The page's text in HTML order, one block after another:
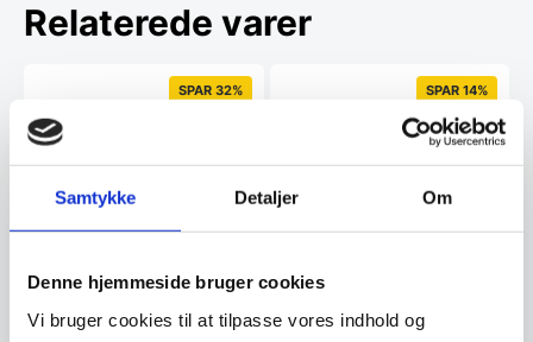
Samtykke Detaljer Om
Denne hjemmeside bruger cookies
Vi bruger cookies til at tilpasse vores indhold og
Relaterede varer
SPAR 32%
BergHoff RON
SPAR 14%
Victorinox santoku-kniv